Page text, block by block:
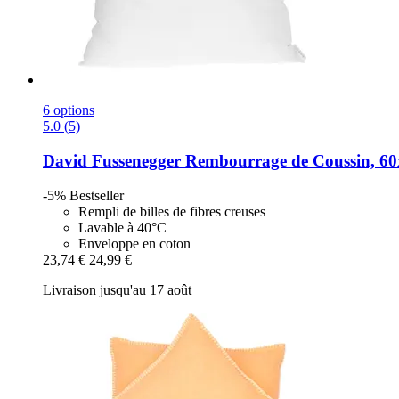
6 options
5.0 (5)
David Fussenegger Rembourrage de Coussin,
-5% Bestseller
Rempli de billes de fibres creuses
Lavable à 40°C
Enveloppe en coton
23,74 € 24,99 €
Livraison jusqu'au 17 août